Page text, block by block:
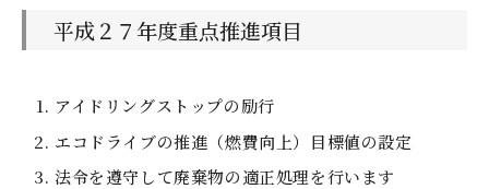
平成２７年度重点推進項目
アイドリングストップの励行
エコドライブの推進（燃費向上）目標値の設定
法令を遵守して廃棄物の適正処理を行います